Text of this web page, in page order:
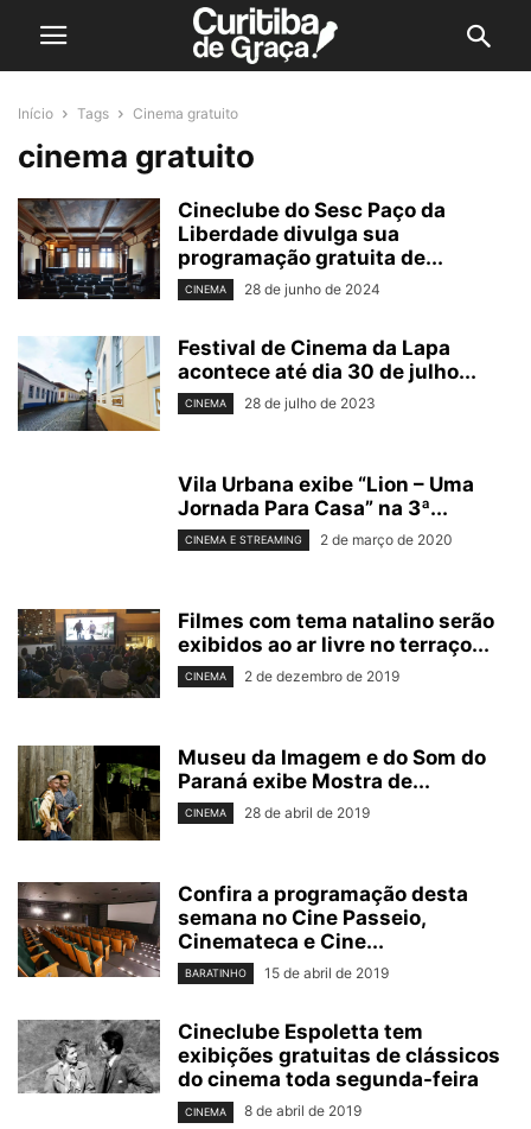
Início Tags Cinema gratuito
cinema gratuito
Cineclube do Sesc Paço da
Liberdade divulga sua
programação gratuita de...
CINEMA 28 de junho de 2024
Festival de Cinema da Lapa
acontece até dia 30 de julho...
CINEMA 28 de julho de 2023
Vila Urbana exibe “Lion – Uma
Jornada Para Casa” na 3ª...
CINEMA E STREAMING 2 de março de 2020
Filmes com tema natalino serão
exibidos ao ar livre no terraço...
CINEMA 2 de dezembro de 2019
Museu da Imagem e do Som do
Paraná exibe Mostra de...
CINEMA 28 de abril de 2019
Confira a programação desta
semana no Cine Passeio,
Cinemateca e Cine...
BARATINHO 15 de abril de 2019
Cineclube Espoletta tem
exibições gratuitas de clássicos
do cinema toda segunda-feira
CINEMA 8 de abril de 2019